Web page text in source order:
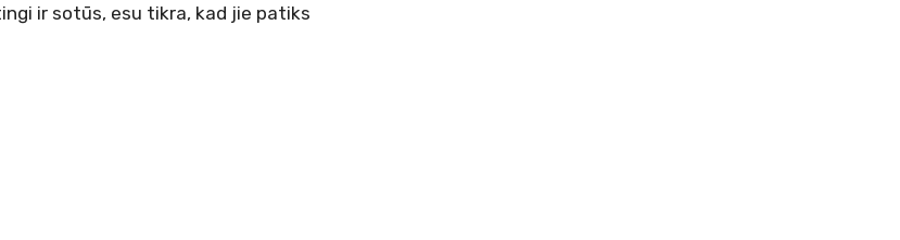
ir sotūs, esu tikra, kad jie patiks